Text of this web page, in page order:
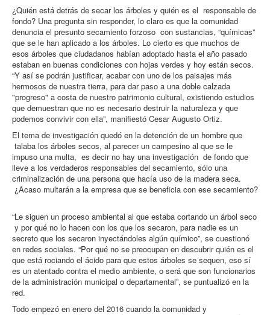
¿Quién está detrás de secar los árboles y quién es el responsable de
fondo? Una pregunta sin responder, lo claro es que la comunidad
denuncia el presunto secamiento forzoso con sustancias, “químicas”
que se le han aplicado a los árboles. Lo cierto es que muchos de
esos árboles que ciudadanos habían adoptado hasta el año pasado
estaban en buenas condiciones con hojas verdes y hoy están secos.
“Y así se podrán justificar, acabar con uno de los paisajes más
hermosos de nuestra tierra, para dar paso a una doble calzada
"progreso" a costa de nuestro patrimonio cultural, existiendo estudios
que demuestran que no es necesario destruir la naturaleza y que
podemos convivir con ella”, manifiestó Cesar Augusto Ortiz.
El tema de investigación quedó en la detención de un hombre que
talaba los árboles secos, al parecer un campesino al que se le
impuso una multa, es decir no hay una investigación de fondo que
lleve a los verdaderos responsables del secamiento, sólo una
criminalización de una persona que hacía uso de la madera seca.
¿Acaso multarán a la empresa que se beneficia con ese secamiento?
“Le siguen un proceso ambiental al que estaba cortando un árbol seco
y por qué no lo hacen con los que los secaron, para nadie es un
secreto que los secaron inyectándoles algún químico”, se cuestionó
en redes sociales. “Por qué no se preocupan en descubrir quién es el
que está rociando el ácido para que estos árboles se sequen, eso sí
es un atentado contra el medio ambiente, o será que son funcionarios
de la administración municipal o departamental”, se puntualizó en la
red.
Todo empezó en enero del 2016 cuando la comunidad y